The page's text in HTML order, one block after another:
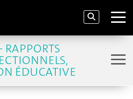
RAPPORTS
ÉDUCATIVE